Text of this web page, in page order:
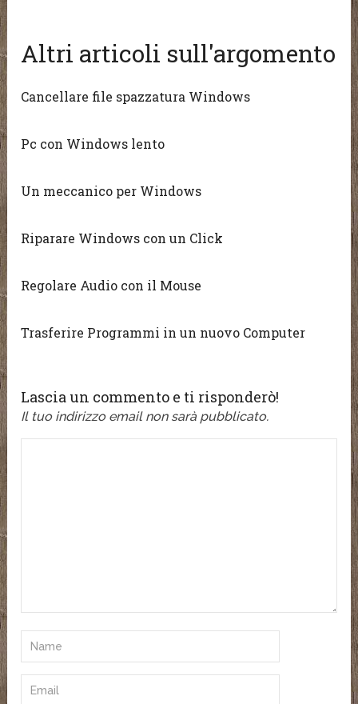
Altri articoli sull'argomento
Cancellare file spazzatura Windows
Pc con Windows lento
Un meccanico per Windows
Riparare Windows con un Click
Regolare Audio con il Mouse
Trasferire Programmi in un nuovo Computer
Lascia un commento e ti risponderò!
Il tuo indirizzo email non sarà pubblicato.